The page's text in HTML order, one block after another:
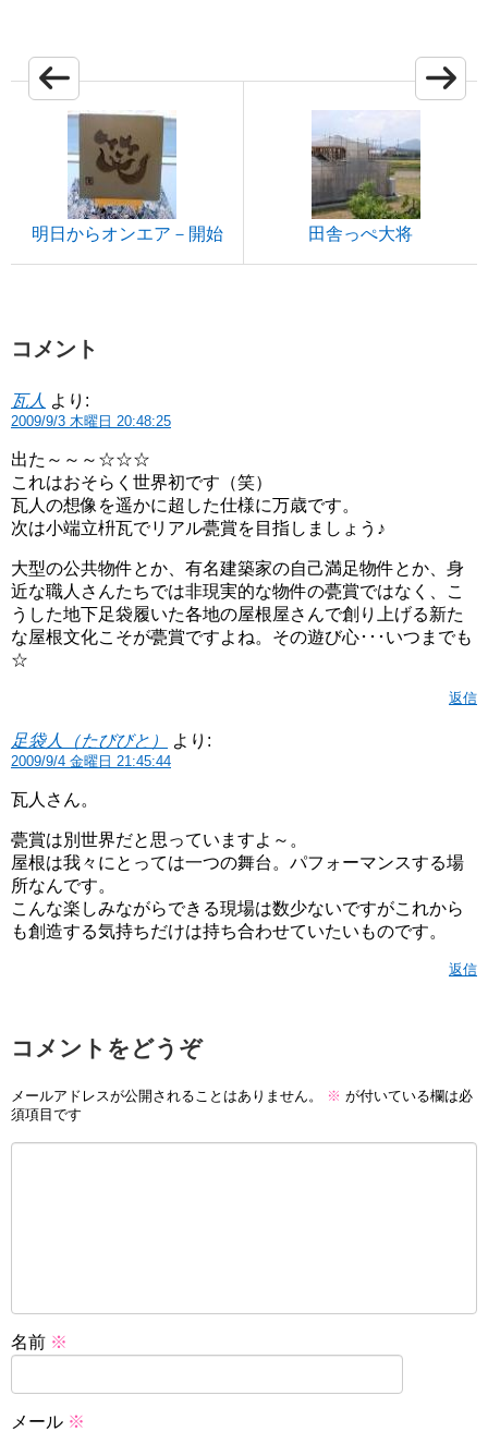
明日からオンエア－開始 田舎っぺ大将
コメント
瓦人 より:
2009/9/3 木曜日 20:48:25
出た～～～☆☆☆
これはおそらく世界初です（笑）
瓦人の想像を遥かに超した仕様に万歳です。
次は小端立枡瓦でリアル甍賞を目指しましょう♪
大型の公共物件とか、有名建築家の自己満足物件とか、身
近な職人さんたちでは非現実的な物件の甍賞ではなく、こ
うした地下足袋履いた各地の屋根屋さんで創り上げる新た
な屋根文化こそが甍賞ですよね。その遊び心･･･いつまでも
☆
返信
足袋人（たびびと） より:
2009/9/4 金曜日 21:45:44
瓦人さん。
甍賞は別世界だと思っていますよ～。
屋根は我々にとっては一つの舞台。パフォーマンスする場
所なんです。
こんな楽しみながらできる現場は数少ないですがこれから
も創造する気持ちだけは持ち合わせていたいものです。
返信
コメントをどうぞ
メールアドレスが公開されることはありません。 ※ が付いている欄は必
須項目です
名前 ※
メール ※